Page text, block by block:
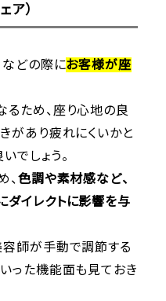
ア）
などの際にお客様が座
ため、座り心地の良
があり疲れにくいかと
でしょう。
、色調や素材感など、
ダイレクトに影響を与
容師が手動で調節する
った機能面も見ておき